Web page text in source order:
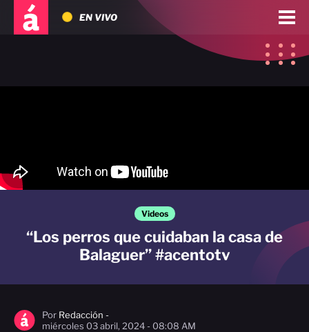
EN VIVO
Videos
“Los perros que cuidaban la casa de
Balaguer” #acentotv
Por Redacción -
miércoles 03 abril, 2024 - 08:08 AM